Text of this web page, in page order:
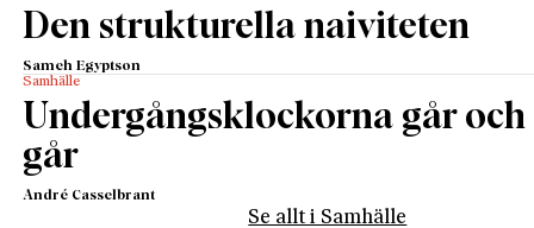
Den strukturella naiviteten
Sameh Egyptson
Samhälle
Undergångsklockorna går och
går
André Casselbrant
Se allt i Samhälle